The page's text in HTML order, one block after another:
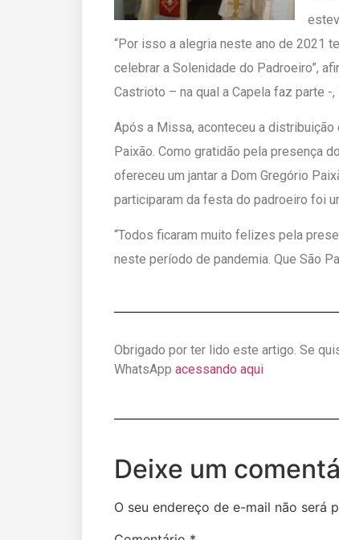
“Por isso a alegria neste ano de 2021
celebrar a Solenidade do Padroeiro”,
Castrioto – na qual a Capela faz parte -
Após a Missa, aconteceu a
Paixão. Como gratidão pela presença
ofereceu um jantar a Dom Gregório
participaram da festa do padroeiro foi
“Todos ficaram muito felizes pela
neste período de pandemia. Que São
Obrigado por ter lido este artigo. Se
WhatsApp acessando aqui
Deixe um
O seu endereço de e-mail não será